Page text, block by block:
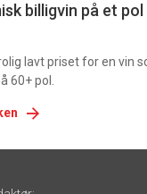
billigvin på et
lavt priset for en vin
60+ pol.